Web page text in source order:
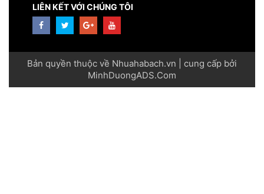
LIÊN KẾT VỚI CHÚNG TÔI
Bản quyền thuộc về Nhuahabach.vn | cung cấp bởi
MinhDuongADS.Com